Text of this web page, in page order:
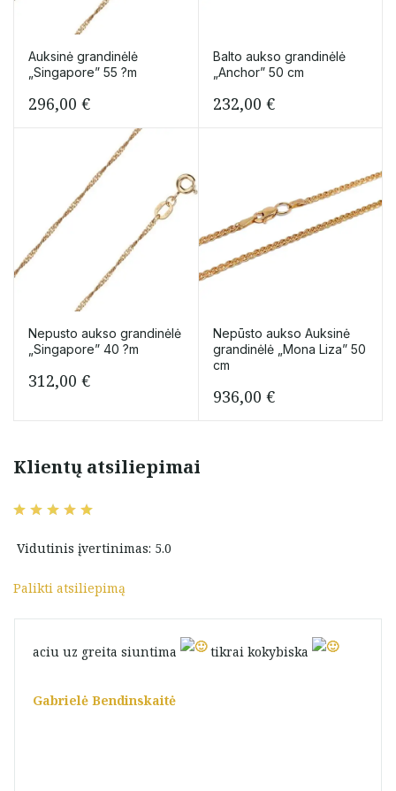
Auksinė grandinėlė
„Singapore” 55 ?m
296,00 €
Balto aukso grandinėlė
„Anchor” 50 cm
232,00 €
Nepusto aukso grandinėlė
„Singapore” 40 ?m
312,00 €
Nepūsto aukso Auksinė
grandinėlė „Mona Liza” 50
cm
936,00 €
Klientų atsiliepimai
Vidutinis įvertinimas: 5.0
Palikti atsiliepimą
aciu uz greita siuntima tikrai kokybiska
Gabrielė Bendinskaitė